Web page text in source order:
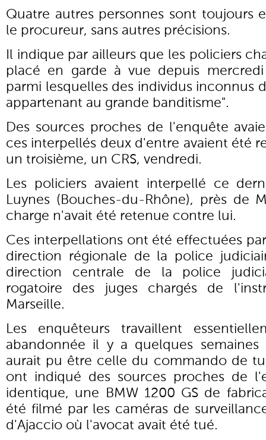
Quatre autres personnes sont toujours
le procureur, sans autres précisions.
Il indique par ailleurs que les policiers
placé en garde à vue depuis mercredi
parmi lesquelles des individus inconnus
appartenant au grande banditisme".
Des sources proches de l'enquête
ces interpellés deux d'entre avaient été
un troisième, un CRS, vendredi.
Les policiers avaient interpellé ce
Luynes (Bouches-du-Rhône), près de
charge n'avait été retenue contre lui.
Ces interpellations ont été effectuées
direction régionale de la police
direction centrale de la police
rogatoire des juges chargés de
Marseille.
Les enquêteurs travaillent
abandonnée il y a quelques
aurait pu être celle du commando de
ont indiqué des sources proches de
identique, une BMW 1200 GS de
été filmé par les caméras de
d'Ajaccio où l'avocat avait été tué.